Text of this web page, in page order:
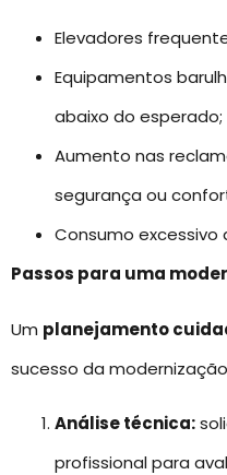
Elevadores
Equipamentos
abaixo do esperado;
Aumento nas
segurança ou
Consumo excessivo
Passos para uma
Um planejamento
sucesso da
Análise técnica:
profissional para